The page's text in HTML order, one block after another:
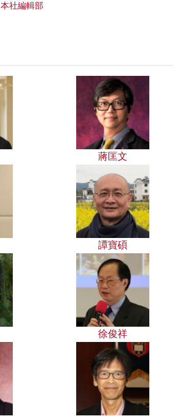
本社編輯部
蔣匡文
譚寶碩
徐俊祥